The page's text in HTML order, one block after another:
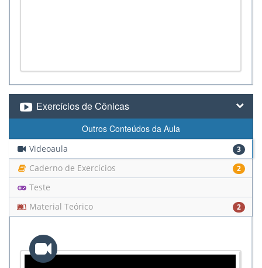
Exercícios de Cônicas
Outros Conteúdos da Aula
Videoaula 3
Caderno de Exercícios 2
Teste
Material Teórico
2